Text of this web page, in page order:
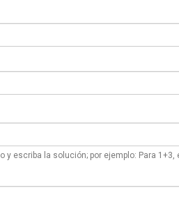
escriba la solución; por ejemplo: Para 1+3,